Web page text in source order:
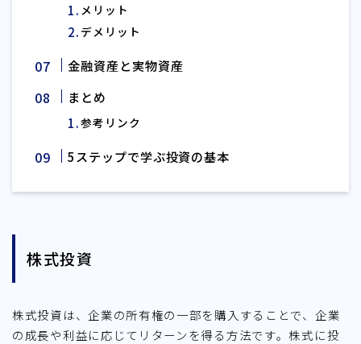
メリット
デメリット
金融資産と実物資産
まとめ
参考リンク
5ステップで学ぶ投資の基本
株式投資
株式投資は、企業の所有権の一部を購入することで、企業
の成長や利益に応じてリターンを得る方法です。株式に投